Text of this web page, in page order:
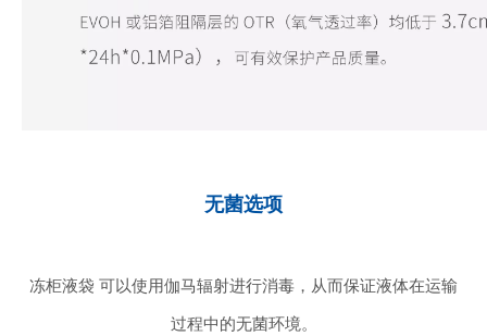
无菌选项
冻柜液袋 可以使用伽马辐射进行消毒，从而保证液体在运输
过程中的无菌环境。